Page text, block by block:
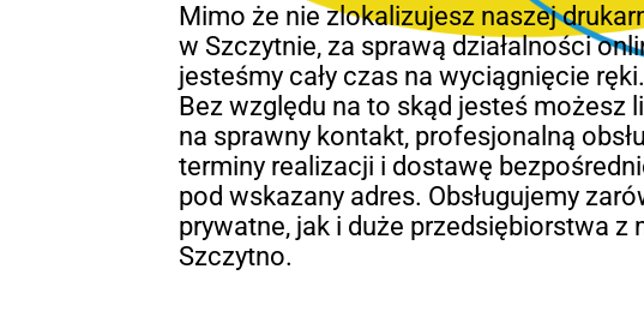
Mimo że nie zlokalizujesz naszej
w Szczytnie, za sprawą działalności
jesteśmy cały czas na wyciągnięcie ręki.
Bez względu na to skąd jesteś możesz
na sprawny kontakt, profesjonalną
terminy realizacji i dostawę
pod wskazany adres. Obsługujemy
prywatne, jak i duże przedsiębiorstwa z
Szczytno.